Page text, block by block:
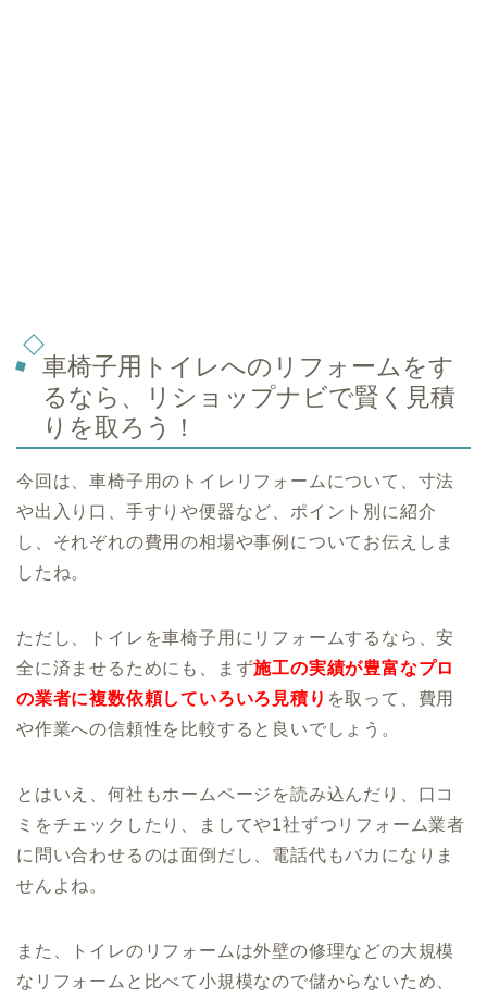
車椅子用トイレへのリフォームをす
るなら、リショップナビで賢く見積
りを取ろう！
今回は、車椅子用のトイレリフォームについて、寸法
や出入り口、手すりや便器など、ポイント別に紹介
し、それぞれの費用の相場や事例についてお伝えしま
したね。
ただし、トイレを車椅子用にリフォームするなら、安
全に済ませるためにも、まず施工の実績が豊富なプロ
の業者に複数依頼していろいろ見積り を取って、費用
や作業への信頼性を比較すると良いでしょう。
とはいえ、何社もホームページを読み込んだり、口コ
ミをチェックしたり、ましてや1社ずつリフォーム業者
に問い合わせるのは面倒だし、電話代もバカになりま
せんよね。
また、トイレのリフォームは外壁の修理などの大規模
なリフォームと比べて小規模なので儲からないため、